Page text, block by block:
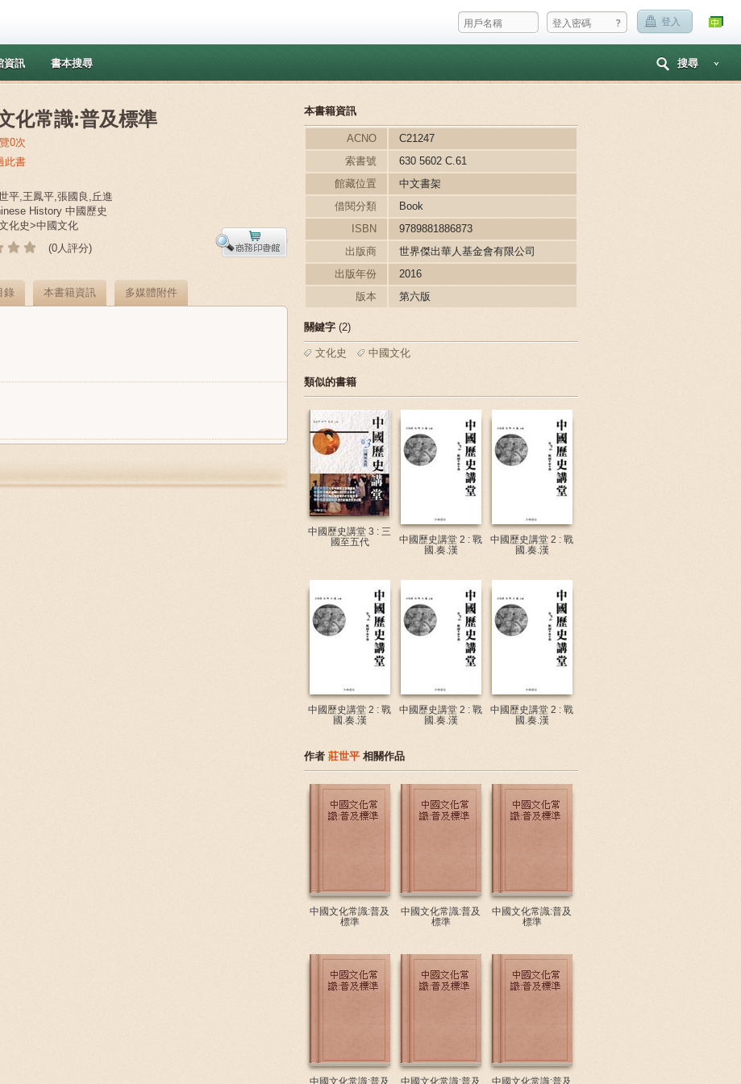
? 登入
資訊 書本搜尋 搜尋
化常識:普及標準
0次
此書
平,王鳳平,張國良,丘進
History 中國歷史
化史>中國文化
(0人評分)
錄 本書籍資訊 多媒體附件
本書籍資訊
ACNO
C21247
索書號
630 5602 C.61
館藏位置
中文書架
借閱分類
Book
ISBN
9789881886873
出版商
世界傑出華人基金會有限公司
出版年份
2016
版本
第六版
關鍵字 (2)
文化史 中國文化
類似的書籍
中國歷史講堂 3 : 三
國至五代
中國歷史講堂 2 : 戰
國.奏.漢
中國歷史講堂 2 : 戰
國.奏.漢
中國歷史講堂 2 : 戰
國.奏.漢
中國歷史講堂 2 : 戰
國.奏.漢
中國歷史講堂 2 : 戰
國.奏.漢
作者 莊世平 相關作品
中國文化常識:普及
標準
中國文化常識:普及
標準
中國文化常識:普及
標準
中國文化常識:普及 中國文化常識:普及 中國文化常識:普及